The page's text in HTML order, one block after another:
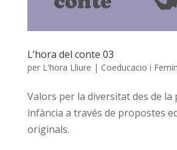
L’hora del conte 03
per L'hora Lliure | Coeducacio i
Valors per la diversitat des de la
infància a través de propostes
originals.